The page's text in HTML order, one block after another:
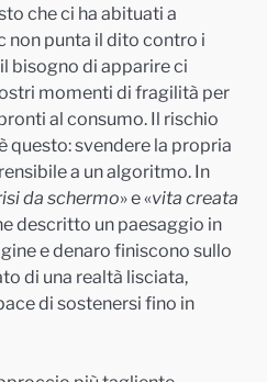
che ci ha abituati a
non punta il dito contro i
bisogno di apparire ci
momenti di fragilità per
al consumo. Il rischio
questo: svendere la propria
a un algoritmo. In
da schermo» e «vita creata
descritto un paesaggio in
e denaro finiscono sullo
di una realtà lisciata,
di sostenersi fino in